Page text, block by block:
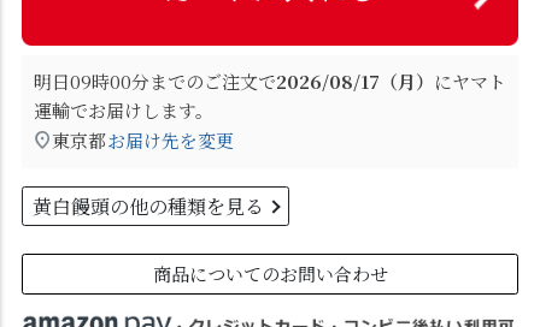
明日09時00分までのご注文で2026/08/17（月） にヤマト
運輸でお届けします。
東京都お届け先を変更
黄白饅頭の他の種類を見る
商品についてのお問い合わせ